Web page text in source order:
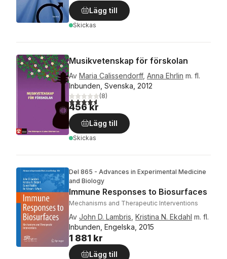
Lägg till
Skickas
Musikvetenskap för förskolan
Av Maria Calissendorff, Anna Ehrlin m. fl.
Inbunden, Svenska, 2012
4,6utav 5 stjärnor. Totalt antal röster:
(8)
456 kr
Lägg till
Skickas
Del 865 - Advances in Experimental Medicine
and Biology
Immune Responses to Biosurfaces
Mechanisms and Therapeutic Interventions
Av John D. Lambris Kristina N. Ekdahl m. fl.
Inbunden, Engelska, 2015
1 881 kr
Lägg till